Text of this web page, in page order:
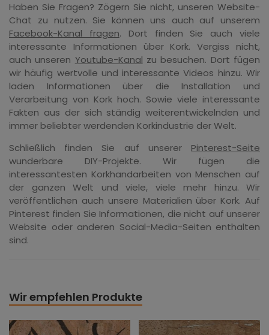
Haben Sie Fragen? Zögern Sie nicht, unseren Website-
Chat zu nutzen. Sie können uns auch auf unserem
Facebook-Kanal fragen. Dort finden Sie auch viele
interessante Informationen über Kork. Vergiss nicht,
auch unseren Youtube-Kanal zu besuchen. Dort fügen
wir häufig wertvolle und interessante Videos hinzu. Wir
laden Informationen über die Installation und
Verarbeitung von Kork hoch. Sowie viele interessante
Fakten aus der sich ständig weiterentwickelnden und
immer beliebter werdenden Korkindustrie der Welt.
Schließlich finden Sie auf unserer Pinterest-Seite
wunderbare DIY-Projekte. Wir fügen die
interessantesten Korkhandarbeiten von Menschen auf
der ganzen Welt und viele, viele mehr hinzu. Wir
veröffentlichen auch unsere Materialien über Kork. Auf
Pinterest finden Sie Informationen, die nicht auf unserer
Website oder anderen Social-Media-Seiten enthalten
sind.
Wir empfehlen Produkte